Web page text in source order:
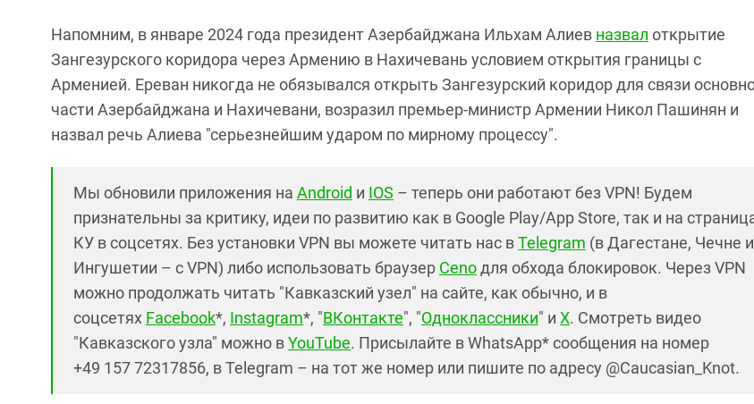
Напомним, в январе 2024 года президент Азербайджана Ильхам Алиев назвал открытие
Зангезурского коридора через Армению в Нахичевань условием открытия границы с
Арменией. Ереван никогда не обязывался открыть Зангезурский коридор для связи
части Азербайджана и Нахичевани, возразил премьер-министр Армении Никол Пашинян и
назвал речь Алиева "серьезнейшим ударом по мирному процессу".
Мы обновили приложения на Android и IOS – теперь они работают без VPN! Будем
признательны за критику, идеи по развитию как в Google Play/App Store, так и на
КУ в соцсетях. Без установки VPN вы можете читать нас вTelegram (в Дагестане, Чечне и
Ингушетии – с VPN) либо использовать браузер Cenoдля обхода блокировок. Через VPN
можно продолжать читать "Кавказский узел" на сайте, как обычно, и в
соцсетях Facebook*, Instagram*, "ВКонтакте", "Одноклассники" и X. Смотреть видео
"Кавказского узла" можно вYouTube. Присылайте в WhatsApp* сообщения на номер
+49 157 72317856, в Telegram – на тот же номер или пишите по адресу @Caucasian_Knot.